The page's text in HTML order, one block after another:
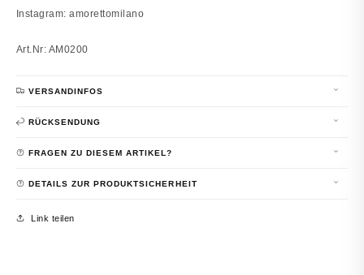
Instagram: amorettomilano
Art.Nr: AM0200
VERSANDINFOS
RÜCKSENDUNG
FRAGEN ZU DIESEM ARTIKEL?
DETAILS ZUR PRODUKTSICHERHEIT
Link teilen